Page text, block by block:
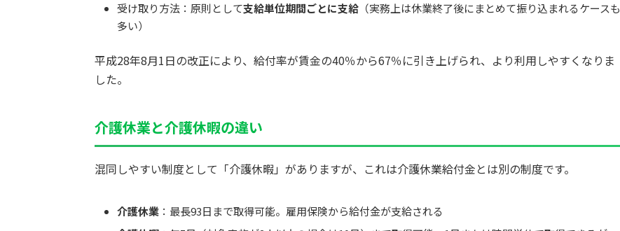
受け取り方法：原則として支給単位期間ごとに支給 （実務上は休業終了後にまとめて振り込まれるケースも
多い）
平成28年8月1日の改正により、給付率が賃金の40％から67％に引き上げられ、より利用しやすくなりま
した。
介護休業と介護休暇の違い
混同しやすい制度として「介護休暇」がありますが、これは介護休業給付金とは別の制度です。
介護休業 ：最長93日まで取得可能。雇用保険から給付金が支給される